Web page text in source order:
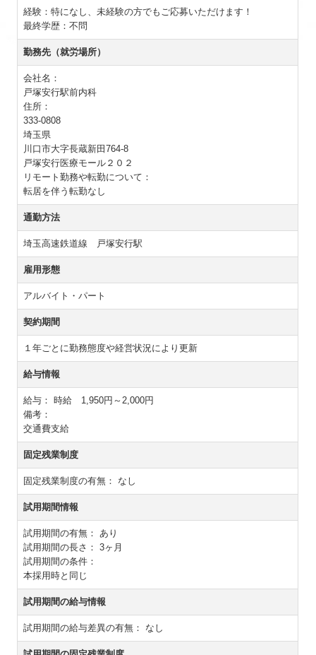
経験：特になし、未経験の方でもご応募いただけます！
最終学歴：不問
勤務先（就労場所）
会社名：
戸塚安行駅前内科
住所：
333-0808
埼玉県
川口市大字長蔵新田764-8
戸塚安行医療モール２０２
リモート勤務や転勤について：
転居を伴う転勤なし
通勤方法
埼玉高速鉄道線 戸塚安行駅
雇用形態
アルバイト・パート
契約期間
１年ごとに勤務態度や経営状況により更新
給与情報
給与： 時給 1,950円～2,000円
備考：
交通費支給
固定残業制度
固定残業制度の有無： なし
試用期間情報
試用期間の有無：あり
試用期間の長さ：3ヶ月
試用期間の条件：
本採用時と同じ
試用期間の給与情報
試用期間の給与差異の有無： なし